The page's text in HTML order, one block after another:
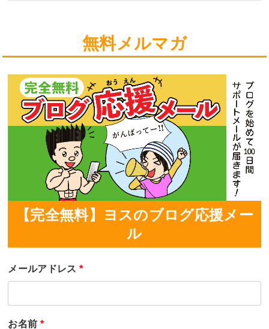
無料メルマガ
【完全無料】ヨスのブログ応援メー
ル
メールアドレス *
お名前 *